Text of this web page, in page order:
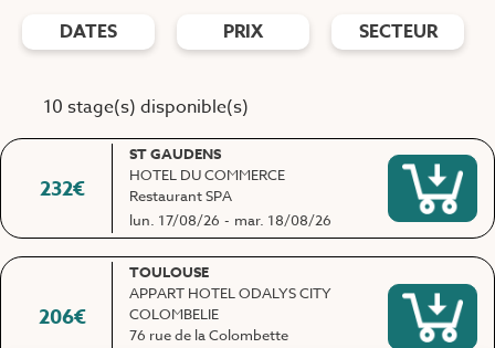
DATES PRIX SECTEUR
10 stage(s) disponible(s)
232€
ST GAUDENS
HOTEL DU COMMERCE
Restaurant SPA
lun. 17/08/26 - mar. 18/08/26
206€
TOULOUSE
APPART HOTEL ODALYS CITY
COLOMBELIE
76 rue de la Colombette